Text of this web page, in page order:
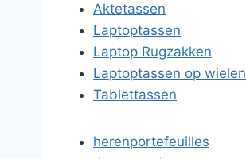
Aktetassen
Laptoptassen
Laptop Rugzakken
Laptoptassen op wielen
Tablettassen
herenportefeuilles